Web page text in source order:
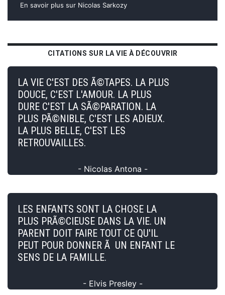
En savoir plus sur Nicolas Sarkozy
CITATIONS SUR LA VIE À DÉCOUVRIR
LA VIE C'EST DES Ã©TAPES. LA PLUS
DOUCE, C'EST L'AMOUR. LA PLUS
DURE C'EST LA SÃ©PARATION. LA
PLUS PÃ©NIBLE, C'EST LES ADIEUX.
LA PLUS BELLE, C'EST LES
RETROUVAILLES.
- Nicolas Antona -
LES ENFANTS SONT LA CHOSE LA
PLUS PRÃ©CIEUSE DANS LA VIE. UN
PARENT DOIT FAIRE TOUT CE QU'IL
PEUT POUR DONNER Ã UN ENFANT LE
SENS DE LA FAMILLE.
- Elvis Presley -